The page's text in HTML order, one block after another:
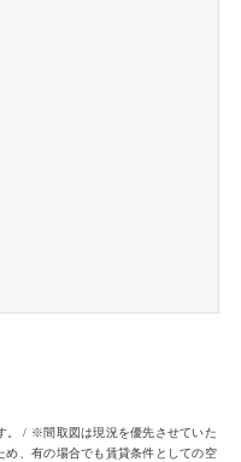
。 / ※間取図は現況を優先させていた
、有の場合でも賃貸条件としての空